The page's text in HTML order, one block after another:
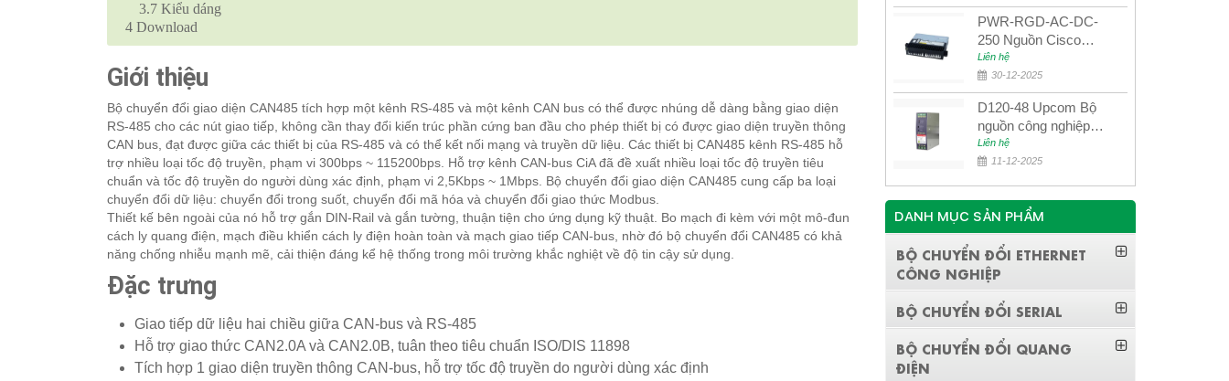
3.7 Kiểu dáng
4 Download
Giới thiệu
Bộ chuyển đổi giao diện CAN485 tích hợp một kênh RS-485 và một kênh CAN bus có thể được nhúng dễ dàng bằng giao diện
RS-485 cho các nút giao tiếp, không cần thay đổi kiến ​​trúc phần cứng ban đầu cho phép thiết bị có được giao diện truyền thông
CAN bus, đạt được giữa các thiết bị của RS-485 và có thể kết nối mạng và truyền dữ liệu. Các thiết bị CAN485 kênh RS-485 hỗ
trợ nhiều loại tốc độ truyền, phạm vi 300bps ~ 115200bps. Hỗ trợ kênh CAN-bus CiA đã đề xuất nhiều loại tốc độ truyền tiêu
chuẩn và tốc độ truyền do người dùng xác định, phạm vi 2,5Kbps ~ 1Mbps. Bộ chuyển đổi giao diện CAN485 cung cấp ba loại
chuyển đổi dữ liệu: chuyển đổi trong suốt, chuyển đổi mã hóa và chuyển đổi giao thức Modbus.
Thiết kế bên ngoài của nó hỗ trợ gắn DIN-Rail và gắn tường, thuận tiện cho ứng dụng kỹ thuật. Bo mạch đi kèm với một mô-đun
cách ly quang điện, mạch điều khiển cách ly điện hoàn toàn và mạch giao tiếp CAN-bus, nhờ đó bộ chuyển đổi CAN485 có khả
năng chống nhiễu mạnh mẽ, cải thiện đáng kể hệ thống trong môi trường khắc nghiệt về độ tin cậy sử dụng.
Đặc trưng
Giao tiếp dữ liệu hai chiều giữa CAN-bus và RS-485
Hỗ trợ giao thức CAN2.0A và CAN2.0B, tuân theo tiêu chuẩn ISO/DIS 11898
Tích hợp 1 giao diện truyền thông CAN-bus, hỗ trợ tốc độ truyền do người dùng xác định
PWR-RGD-AC-DC-
250 Nguồn Cisco
Industrial 250W
PoE/PoE+
Liên hệ
30-12-2025
D120-48 Upcom Bộ
nguồn công nghiệp
đầu ra đơn 120W
48VDC
Liên hệ
11-12-2025
DANH MỤC SẢN PHẨM
BỘ CHUYỂN ĐỔI ETHERNET
CÔNG NGHIỆP
BỘ CHUYỂN ĐỔI SERIAL
BỘ CHUYỂN ĐỔI QUANG
ĐIỆN